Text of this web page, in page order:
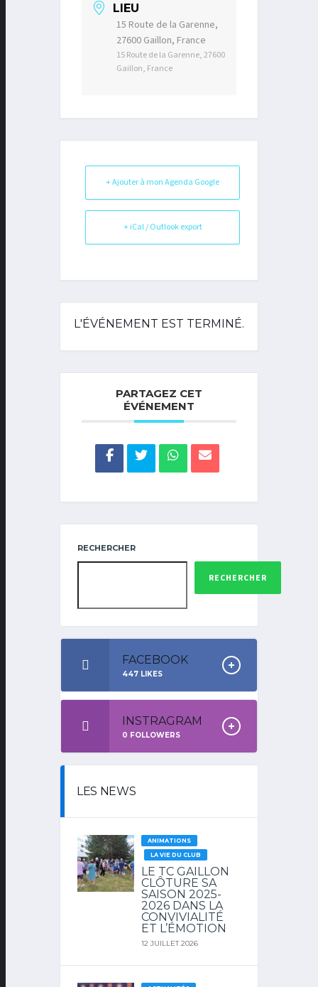
LIEU
15 Route de la Garenne,
27600 Gaillon, France
15 Route de la Garenne, 27600
Gaillon, France
+ Ajouter à mon Agenda Google
+ iCal / Outlook export
L'ÉVÉNEMENT EST TERMINÉ.
PARTAGEZ CET
ÉVÉNEMENT
RECHERCHER
RECHERCHER
FACEBOOK
447 LIKES
INSTRAGRAM
0 FOLLOWERS
LES NEWS
ANIMATIONS
LA VIE DU CLUB
LE TC GAILLON
CLÔTURE SA
SAISON 2025-
2026 DANS LA
CONVIVIALITÉ
ET L’ÉMOTION
12 JUILLET 2026